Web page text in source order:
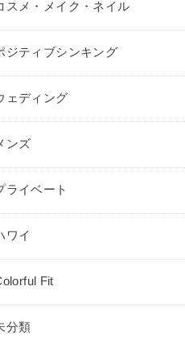
スメ・メイク・ネイル
ジティブシンキング
ェディング
ンズ
ライベート
ワイ
Fit
分類